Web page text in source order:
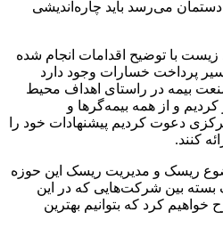
می‌رسد باید چاره‌اندیشی
با توضیح اقدامات انجام شده
پرداخت خسارات وجود دارد
بیمه در راستای اهداف محیط
و از همه بیمه‌گرها و
دعوت کردیم پیشنهادات خود را
کنند.
ریسک و مدیریت ریسک این حوزه
بسته بین شرکت‌هایی که در این
کرد که بتوانیم بهترین